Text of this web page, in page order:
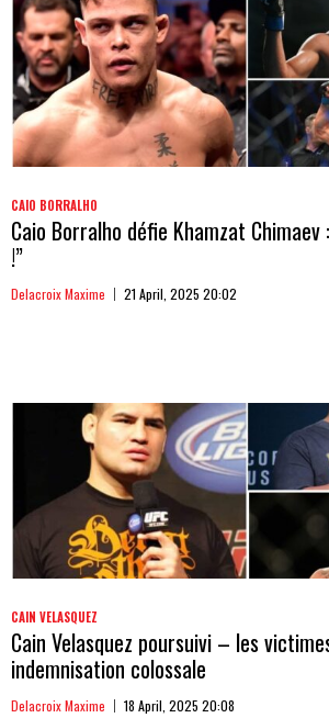
CAIO BORRALHO
Caio Borralho défie Khamzat
!”
Delacroix Maxime 21 April, 2025 20:02
CAIN VELASQUEZ
Cain Velasquez poursuivi – les
indemnisation colossale
Delacroix Maxime 18 April, 2025 20:08